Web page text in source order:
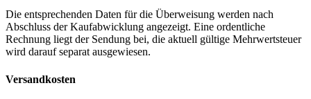
Die entsprechenden Daten für die Überweisung werden nach
Abschluss der Kaufabwicklung angezeigt. Eine ordentliche
Rechnung liegt der Sendung bei, die aktuell gültige Mehrwertsteuer
wird darauf separat ausgewiesen.
Versandkosten